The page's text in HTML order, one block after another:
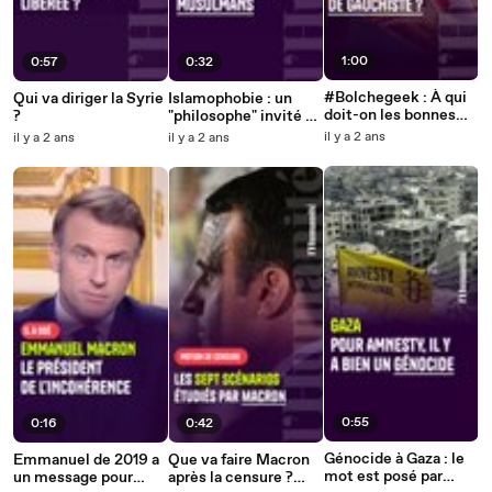
0:57
Qui va diriger la Syrie
?
il y a 2 ans
0:16
Emmanuel de 2019 a
un message pour
0:32
Islamophobie : un
"philosophe" invité du
Figaro appelle à
musulmans
il y a 2 ans
0:42
Que va faire Macron
après la censure ?
1:00
#Bolchegeek : À qui
doit-on les bonnes
grosses comédies
?
il y a 2 ans
0:55
Génocide à Gaza : le
mot est posé par